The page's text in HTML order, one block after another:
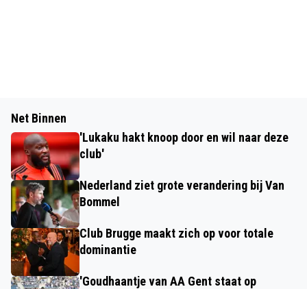
Net Binnen
'Lukaku hakt knoop door en wil naar deze
club'
Nederland ziet grote verandering bij Van
Bommel
Club Brugge maakt zich op voor totale
dominantie
'Goudhaantje van AA Gent staat op